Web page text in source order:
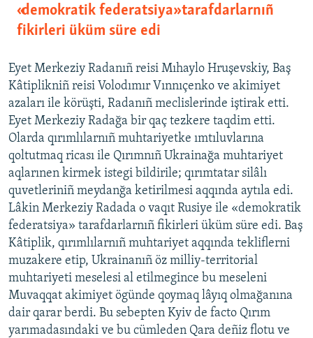
«demokratik federatsiya» tarafdarlarnıñ
fikirleri üküm süre edi
Eyet Merkeziy Radanıñ reisi Mıhaylo Hruşevskiy, Baş
Kâtiplikniñ reisi Volodımır Vınnıçenko ve akimiyet
azaları ile körüşti, Radanıñ meclislerinde iştirak etti.
Eyet Merkeziy Radağa bir qaç tezkere taqdim etti.
Olarda qırımlılarnıñ muhtariyetke ımtıluvlarına
qoltutmaq ricası ile Qırımnıñ Ukrainağa muhtariyet
aqlarınen kirmek istegi bildirile; qırımtatar silâlı
quvetleriniñ meydanğa ketirilmesi aqqında aytıla edi.
Lâkin Merkeziy Radada o vaqıt Rusiye ile «demokratik
federatsiya» tarafdarlarnıñ fikirleri üküm süre edi. Baş
Kâtiplik, qırımlılarnıñ muhtariyet aqqında tekliflerni
muzakere etip, Ukrainanıñ öz milliy-territorial
muhtariyeti meselesi al etilmegince bu meseleni
Muvaqqat akimiyet ögünde qoymaq lâyıq olmağanına
dair qarar berdi. Bu sebepten Kyiv de facto Qırım
yarımadasındaki ve bu cümleden Qara deñiz flotu ve